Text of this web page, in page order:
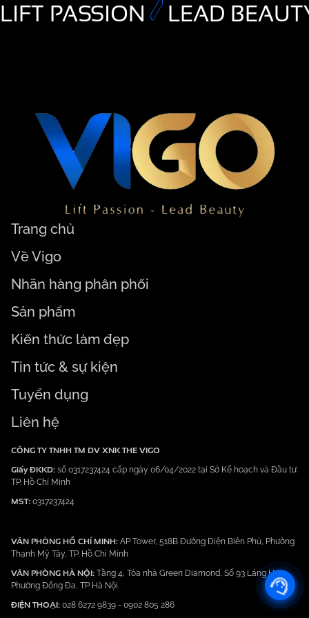
LIFT PASSION LEAD
Trang chủ
Về Vigo
Nhãn hàng phân phối
Sản phẩm
Kiến thức làm đẹp
Tin tức & sự kiện
Tuyển dụng
Liên hệ
CÔNG TY TNHH TM DV XNK THE VIGO
Giấy ĐKKD: số 0317237424 cấp ngày 06/04/2022 tại Sở Kế hoạch và Đầu tư
TP. Hồ Chí Minh
MST: 0317237424
VĂN PHÒNG HỒ CHÍ MINH: AP Tower, 518B Đường Điện Biên Phủ, Phường
Thạnh Mỹ Tây, TP. Hồ Chí Minh
VĂN PHÒNG HÀ NỘI: Tầng 4, Tòa nhà Green Diamond, Số 93 Láng Hạ,
Phường Đống Đa, TP Hà Nội.
ĐIỆN THOẠI: 028 6272 9839 - 0902 805 286